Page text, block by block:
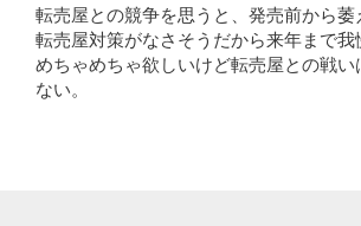
転売屋との競争を思うと、発売前から萎
転売屋対策がなさそうだから来年まで我
めちゃめちゃ欲しいけど転売屋との戦い
ない。